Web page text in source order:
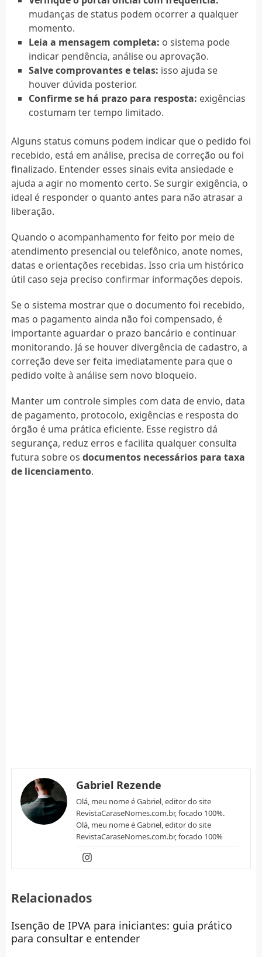
mudanças de status podem ocorrer a qualquer
momento.
Leia a mensagem completa: o sistema pode
indicar pendência, análise ou aprovação.
Salve comprovantes e telas: isso ajuda se
houver dúvida posterior.
Confirme se há prazo para resposta: exigências
costumam ter tempo limitado.
Alguns status comuns podem indicar que o pedido foi
recebido, está em análise, precisa de correção ou foi
finalizado. Entender esses sinais evita ansiedade e
ajuda a agir no momento certo. Se surgir exigência, o
ideal é responder o quanto antes para não atrasar a
liberação.
Quando o acompanhamento for feito por meio de
atendimento presencial ou telefônico, anote nomes,
datas e orientações recebidas. Isso cria um histórico
útil caso seja preciso confirmar informações depois.
Se o sistema mostrar que o documento foi recebido,
mas o pagamento ainda não foi compensado, é
importante aguardar o prazo bancário e continuar
monitorando. Já se houver divergência de cadastro, a
correção deve ser feita imediatamente para que o
pedido volte à análise sem novo bloqueio.
Manter um controle simples com data de envio, data
de pagamento, protocolo, exigências e resposta do
órgão é uma prática eficiente. Esse registro dá
segurança, reduz erros e facilita qualquer consulta
futura sobre os documentos necessários para taxa
de licenciamento.
Gabriel Rezende
Olá, meu nome é Gabriel, editor do site
RevistaCaraseNomes.com.br, focado 100%.
Olá, meu nome é Gabriel, editor do site
RevistaCaraseNomes.com.br, focado 100%
Relacionados
Isenção de IPVA para iniciantes: guia prático
para consultar e entender